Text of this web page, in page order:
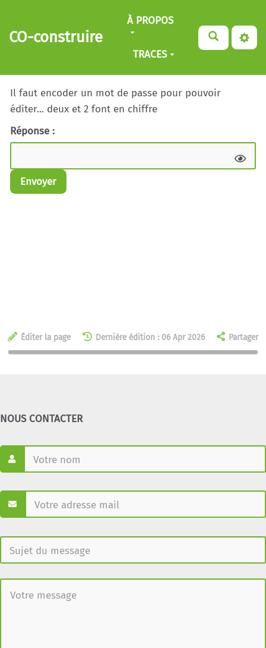
Aller au contenu principal
CO-construire
À PROPOS
TRACES
Il faut encoder un mot de passe pour pouvoir
éditer... deux et 2 font en chiffre
Réponse :
Envoyer
Éditer la page Dernière édition : 06 Apr 2026 Partager
NOUS CONTACTER